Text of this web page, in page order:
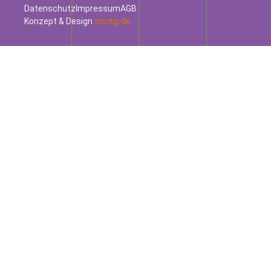
Datenschutz ImpressumAGB
Konzept & Design snutig.de